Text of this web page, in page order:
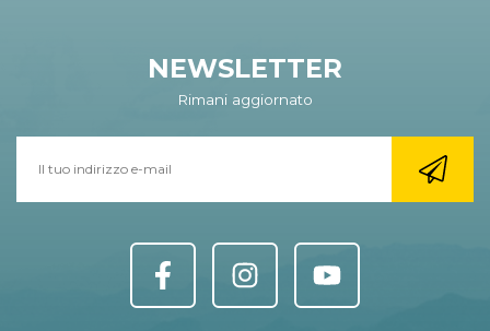
NEWSLETTER
Rimani aggiornato